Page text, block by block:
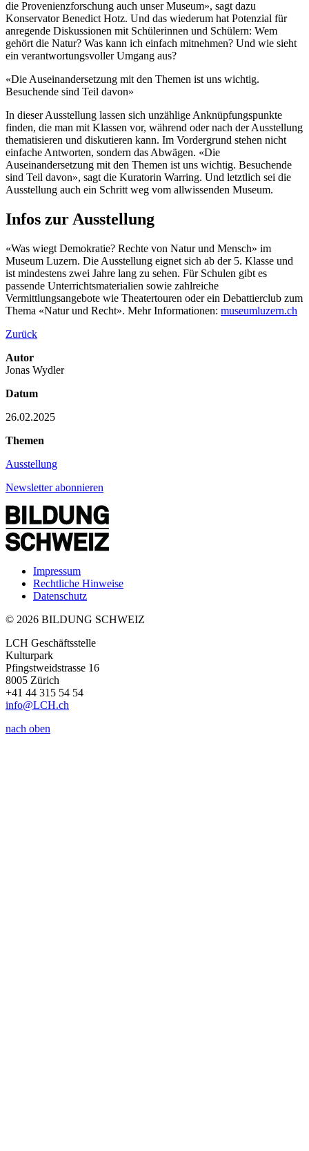
die Provenienzforschung auch unser Museum», sagt dazu
Konservator Benedict Hotz. Und das wiederum hat Potenzial für
anregende Diskussionen mit Schülerinnen und Schülern: Wem
gehört die Natur? Was kann ich einfach mitnehmen? Und wie sieht
ein verantwortungsvoller Umgang aus?
«Die Auseinandersetzung mit den Themen ist uns wichtig.
Besuchende sind Teil davon»
In dieser Ausstellung lassen sich unzählige Anknüpfungspunkte
finden, die man mit Klassen vor, während oder nach der Ausstellung
thematisieren und diskutieren kann. Im Vordergrund stehen nicht
einfache Antworten, sondern das Abwägen. «Die
Auseinandersetzung mit den Themen ist uns wichtig. Besuchende
sind Teil davon», sagt die Kuratorin Warring. Und letztlich sei die
Ausstellung auch ein Schritt weg vom allwissenden Museum.
Infos zur Ausstellung
«Was wiegt Demokratie? Rechte von Natur und Mensch» im
Museum Luzern. Die Ausstellung eignet sich ab der 5. Klasse und
ist mindestens zwei Jahre lang zu sehen. Für Schulen gibt es
passende Unterrichtsmaterialien sowie zahlreiche
Vermittlungsangebote wie Theatertouren oder ein Debattierclub zum
Thema «Natur und Recht». Mehr Informationen: museumluzern.ch
Zurück
Autor
Jonas Wydler
Datum
26.02.2025
Themen
Ausstellung
Newsletter abonnieren
Impressum
Rechtliche Hinweise
Datenschutz
© 2026 BILDUNG SCHWEIZ
LCH Geschäftsstelle
Kulturpark
Pfingstweidstrasse 16
8005 Zürich
+41 44 315 54 54
info@LCH.ch
nach oben